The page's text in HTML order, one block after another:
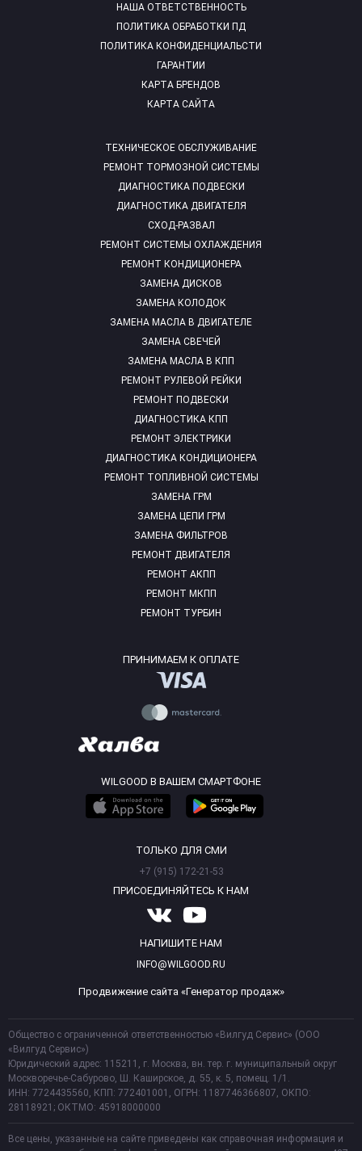
ТЕХНИЧЕСКОЕ ОБСЛУЖИВАНИЕ
РЕМОНТ ТОРМОЗНОЙ СИСТЕМЫ
ДИАГНОСТИКА ПОДВЕСКИ
ДИАГНОСТИКА ДВИГАТЕЛЯ
СХОД-РАЗВАЛ
РЕМОНТ СИСТЕМЫ ОХЛАЖДЕНИЯ
РЕМОНТ КОНДИЦИОНЕРА
ЗАМЕНА ДИСКОВ
ЗАМЕНА КОЛОДОК
ЗАМЕНА МАСЛА В ДВИГАТЕЛЕ
ЗАМЕНА СВЕЧЕЙ
ЗАМЕНА МАСЛА В КПП
РЕМОНТ РУЛЕВОЙ РЕЙКИ
РЕМОНТ ПОДВЕСКИ
ДИАГНОСТИКА КПП
РЕМОНТ ЭЛЕКТРИКИ
ДИАГНОСТИКА КОНДИЦИОНЕРА
РЕМОНТ ТОПЛИВНОЙ СИСТЕМЫ
ЗАМЕНА ГРМ
ЗАМЕНА ЦЕПИ ГРМ
ЗАМЕНА ФИЛЬТРОВ
РЕМОНТ ДВИГАТЕЛЯ
РЕМОНТ АКПП
РЕМОНТ МКПП
РЕМОНТ ТУРБИН
НАША ОТВЕТСТВЕННОСТЬ
ПОЛИТИКА ОБРАБОТКИ ПД
ПОЛИТИКА КОНФИДЕНЦИАЛЬСТИ
ГАРАНТИИ
КАРТА БРЕНДОВ
КАРТА САЙТА
ПРИНИМАЕМ К ОПЛАТЕ
WILGOOD В ВАШЕМ СМАРТФОНЕ
ТОЛЬКО ДЛЯ СМИ
+7 (915) 172-21-53
ПРИСОЕДИНЯЙТЕСЬ К НАМ
НАПИШИТЕ НАМ
INFO@WILGOOD.RU
Продвижение сайта «Генератор продаж»
Общество с ограниченной ответственностью «Вилгуд Сервис» (ООО
«Вилгуд Сервис»)
Юридический адрес: 115211, г. Москва, вн. тер. г. муниципальный округ
Москворечье-Сабурово, Ш. Каширское, д. 55, к. 5, помещ. 1/1.
ИНН: 7724435560, КПП: 772401001, ОГРН: 1187746366807, ОКПО:
28118921; ОКТМО: 45918000000
Все цены, указанные на сайте приведены как справочная информация и